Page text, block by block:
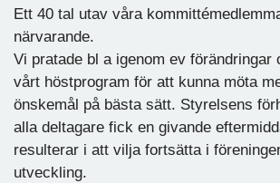
Ett 40 tal utav våra
närvarande.
Vi pratade bl a igenom ev förändringar
vårt höstprogram för att kunna möta
önskemål på bästa sätt. Styrelsens
alla deltagare fick en givande
resulterar i att vilja fortsätta i
utveckling.